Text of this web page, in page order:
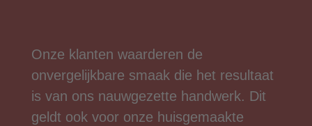
Onze klanten waarderen de
onvergelijkbare smaak die het resultaat
is van ons nauwgezette handwerk. Dit
geldt ook voor onze huisgemaakte